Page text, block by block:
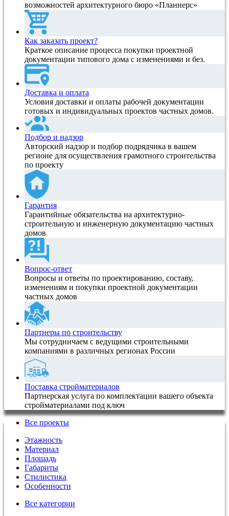
возможностей архитектурного бюро «Планнерс»
Как заказать проект?
Краткое описание процесса покупки проектной
документации типового дома с изменениями и без.
Доставка и оплата
Условия доставки и оплаты рабочей документации
готовых и индивидуальных проектов частных домов.
Подбор и надзор
Авторский надзор и подбор подрядчика в вашем
регионе для осуществления грамотного строительства
по проекту
Гарантия
Гарантийные обязательства на архитектурно-
строительную и инженерную документацию частных
домов
Вопрос-ответ
Вопросы и ответы по проектированию, составу,
изменениям и покупки проектной документации
частных домов
Партнеры по строительству
Мы сотрудничаем с ведущими строительными
компаниями в различных регионах России
Поставка стройматериалов
Партнерская услуга по комплектации вашего объекта
стройматериалами под ключ
Все проекты
Этажность
Материал
Площадь
Габариты
Стилистика
Особенности
Все категории